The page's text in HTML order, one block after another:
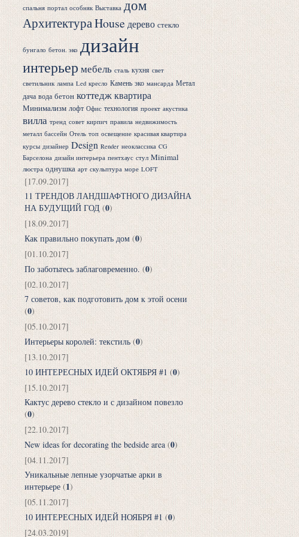
спальня портал особняк Выставка дом
АрхитектураHouse дерево стекло
бунгало бетон. эко дизайн
интерьер мебель сталь кухня свет
светильник лампа Led кресло Камень эко мансарда Метал
дача вода бетон коттеджквартира
Минимализм лофт Офис технология проект акустика
вилла тренд совет кирпич правила недвижимость
металл бассейн Отель топ освещение красивая квартира
курсы дизайнер Design Render неоклассика CG
Барселона дизайн интерьера пентхаус стул Minimal
люстра однушка арт скульптура море LOFT
[17.09.2017]
11 ТРЕНДОВ ЛАНДШАФТНОГО ДИЗАЙНА
НА БУДУЩИЙ ГОД (0)
[18.09.2017]
Как правильно покупать дом (0)
[01.10.2017]
По заботьтесь заблаговременно. (0)
[02.10.2017]
7 советов, как подготовить дом к этой осени
(0)
[05.10.2017]
Интерьеры королей: текстиль (0)
[13.10.2017]
10 ИНТЕРЕСНЫХ ИДЕЙ ОКТЯБРЯ #1 (0)
[15.10.2017]
Кактус дерево стекло и с дизайном повезло
(0)
[22.10.2017]
New ideas for decorating the bedside area (0)
[04.11.2017]
Уникальные лепные узорчатые арки в
интерьере (1)
[05.11.2017]
10 ИНТЕРЕСНЫХ ИДЕЙ НОЯБРЯ #1 (0)
[24.03.2019]